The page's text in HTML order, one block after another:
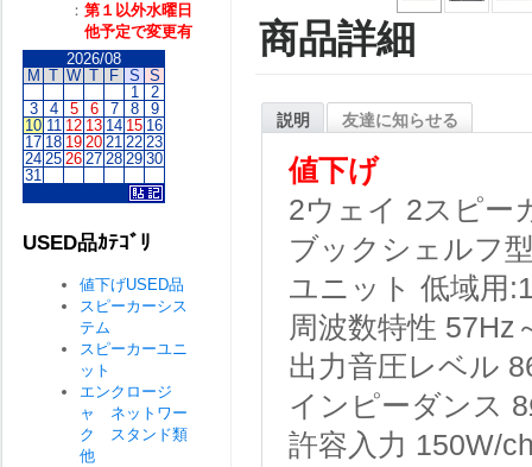
商品詳細
説明 友達に知らせる
値下げ
2ウェイ 2スピー
ブックシェルフ
ユニット 低域用
周波数特性 57Hz
出力音圧レベル
インピーダンス
許容入力 150W/
： 第１以外水曜日
他予定で変更有
2026/08
M T W T F S S
1
2
3
4 5 6 7 8
9
10 11 12 13 14 15 16
17 18 19 20 21 22 23
24 25 26 27 28 29 30
31
USED品ｶﾃｺﾞﾘ
値下げUSED品
スピーカーシス
テム
スピーカーユニ
ット
エンクロージ
ャ ネットワー
ク スタンド類
他